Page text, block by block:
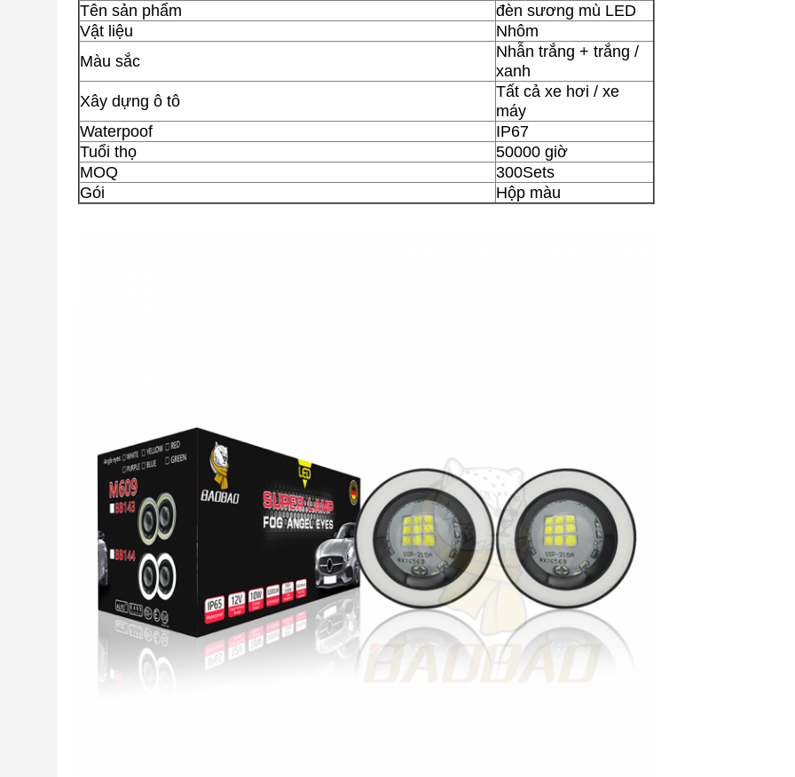
Tên sản phẩm
đèn sương mù LED
Vật liệu
Nhôm
Màu sắc
Nhẫn trắng + trắng /
xanh
Xây dựng ô tô
Tất cả xe hơi / xe
máy
Waterpoof
IP67
Tuổi thọ
50000 giờ
MOQ
300Sets
Gói
Hộp màu